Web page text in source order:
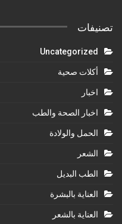
تصنيفات
Uncategorized
أكلات صحية
اخبار
اخبار الصحة والطب
الحمل والولادة
الشعر
الطب البديل
العناية بالبشرة
العناية بالشعر